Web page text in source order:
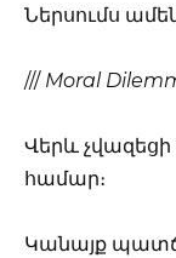
Ներսումս
/// Moral
Վերև
համար։
Կանայք